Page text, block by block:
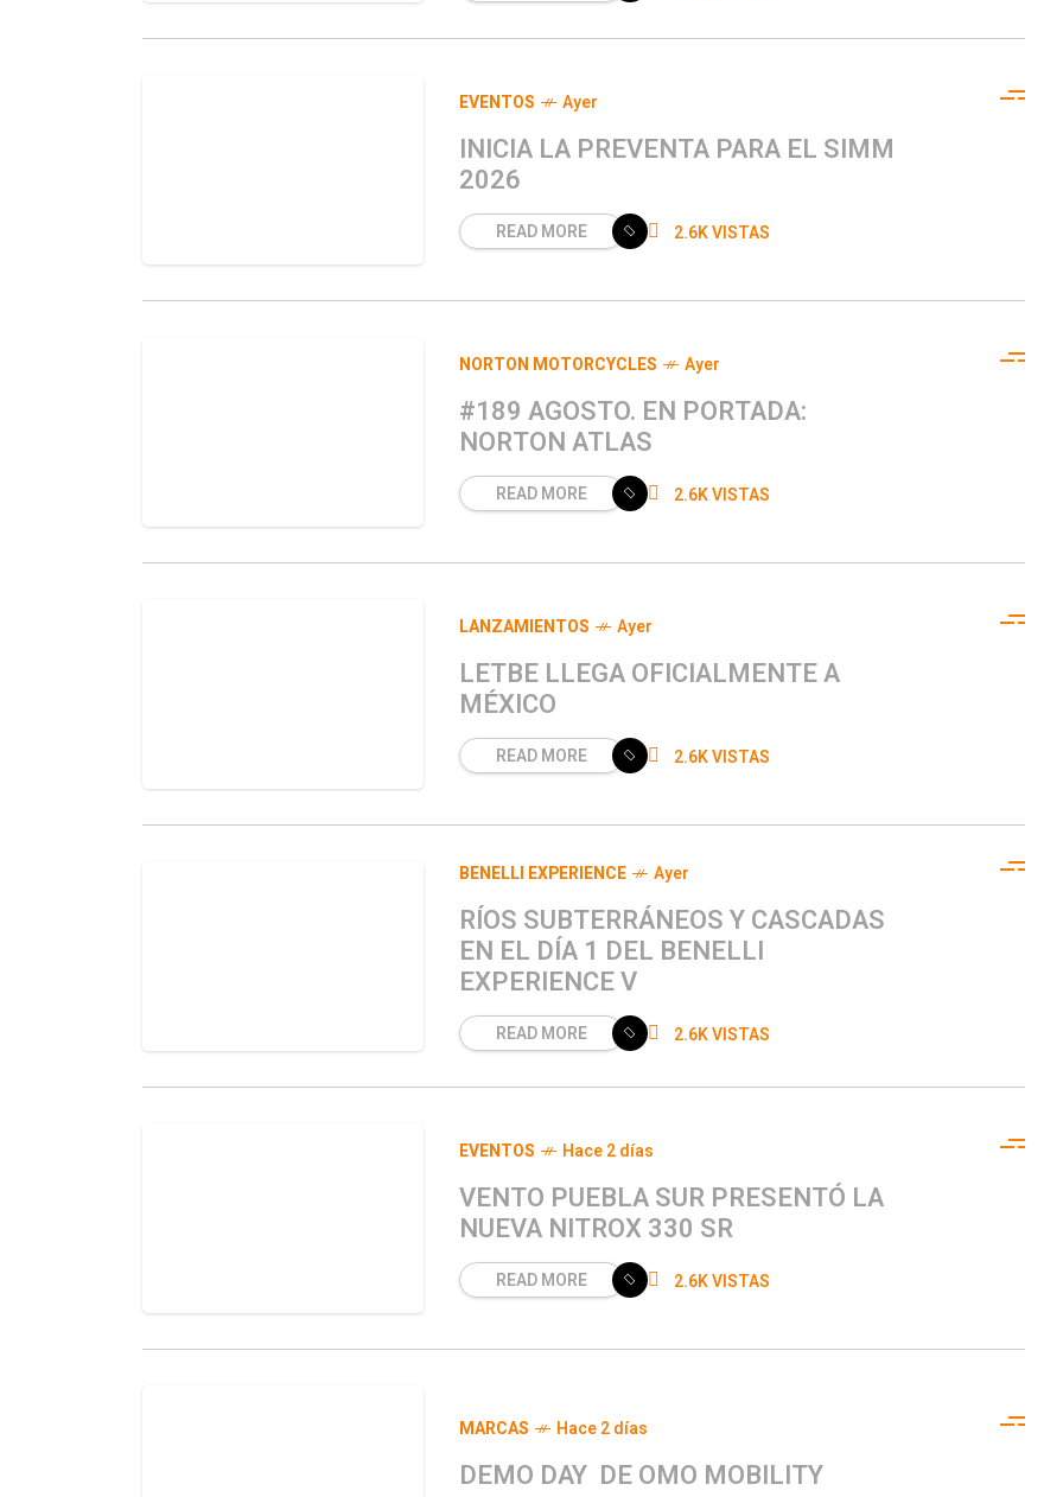
EVENTOS Ayer
INICIA LA PREVENTA PARA EL SIMM
2026
READ MORE 2.6K VISTAS
NORTON MOTORCYCLES Ayer
#189 AGOSTO. EN PORTADA:
NORTON ATLAS
READ MORE 2.6K VISTAS
LANZAMIENTOS Ayer
LETBE LLEGA OFICIALMENTE A
MÉXICO
READ MORE 2.6K VISTAS
BENELLI EXPERIENCE Ayer
RÍOS SUBTERRÁNEOS Y CASCADAS
EN EL DÍA 1 DEL BENELLI
EXPERIENCE V
READ MORE 2.6K VISTAS
EVENTOS Hace 2 días
VENTO PUEBLA SUR PRESENTÓ LA
NUEVA NITROX 330 SR
READ MORE 2.6K VISTAS
MARCAS Hace 2 días
DEMO DAY DE OMO MOBILITY